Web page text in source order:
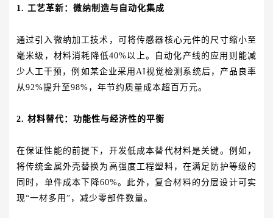
1. 工艺革新：微纳制造与自动化集成
通过引入微纳加工技术，可将传感器核心元件的尺寸缩小至
毫米级，材料消耗降低40%以上。自动化产线的应用则能减
少人工干预，例如某企业采用AI视觉检测系统后，产品良率
从92%提升至98%，年节约质量成本超百万元。
2. 材料替代：功能性与经济性的平衡
在保证性能的前提下，开发低成本替代材料是关键。例如，
将传统金属外壳替换为高强度工程塑料，在满足防护等级的
同时，单件成本下降60%。此外，复合材料的分层设计可实
现“一材多用”，减少零部件数量。